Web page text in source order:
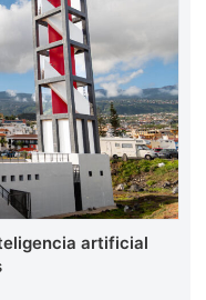
artificial